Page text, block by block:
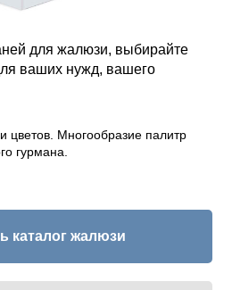
каталог жалюзи
цветов. Многообразие палитр
гурмана.
для жалюзи, выбирайте
ваших нужд, вашего